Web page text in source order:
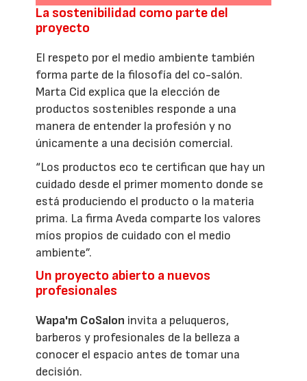
La sostenibilidad como parte del
proyecto
El respeto por el medio ambiente también
forma parte de la filosofía del co-salón.
Marta Cid explica que la elección de
productos sostenibles responde a una
manera de entender la profesión y no
únicamente a una decisión comercial.
“Los productos eco te certifican que hay un
cuidado desde el primer momento donde se
está produciendo el producto o la materia
prima. La firma Aveda comparte los valores
míos propios de cuidado con el medio
ambiente”.
Un proyecto abierto a nuevos
profesionales
Wapa'm CoSalon invita a peluqueros,
barberos y profesionales de la belleza a
conocer el espacio antes de tomar una
decisión.